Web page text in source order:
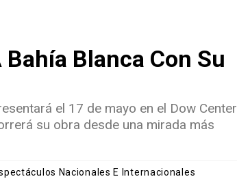
Blanca Con Su
el 17 de mayo en el Dow Center
su obra desde una mirada más
Nacionales E Internacionales